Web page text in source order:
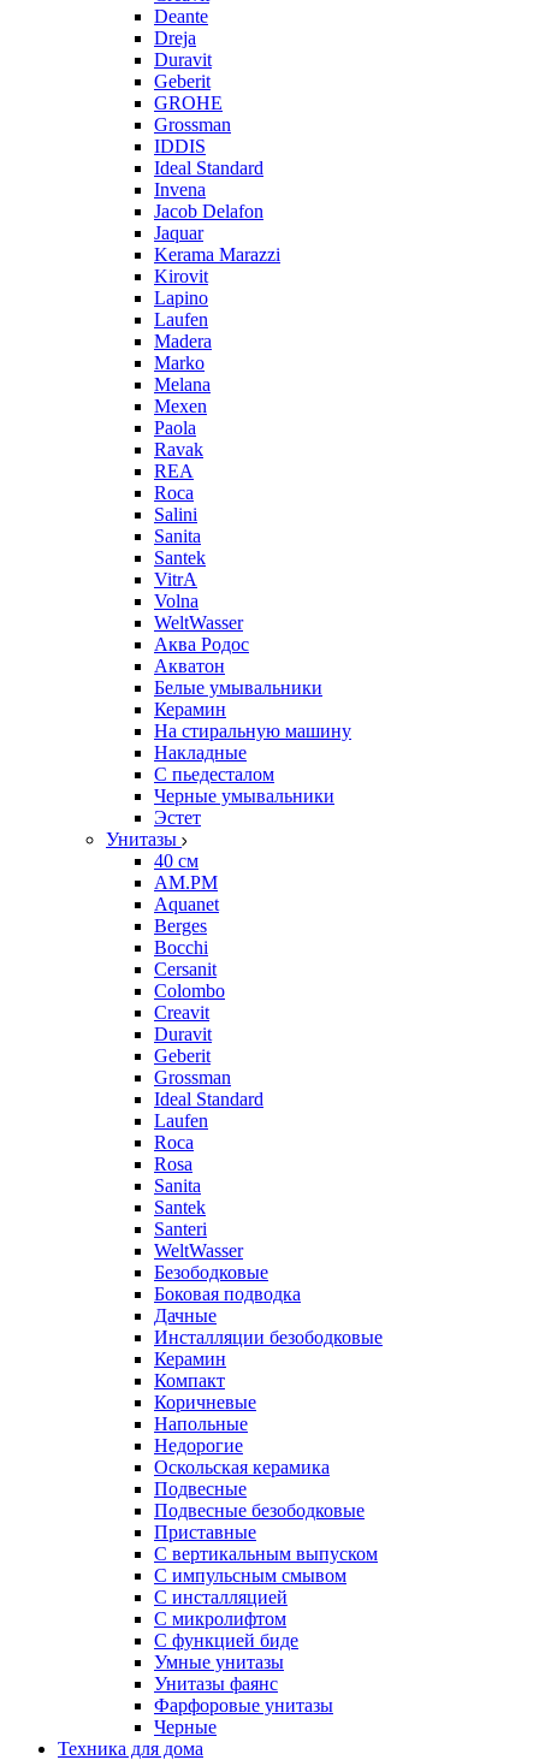
Deante
Dreja
Duravit
Geberit
GROHE
Grossman
IDDIS
Ideal Standard
Invena
Jacob Delafon
Jaquar
Kerama Marazzi
Kirovit
Lapino
Laufen
Madera
Marko
Melana
Mexen
Paola
Ravak
REA
Roca
Salini
Sanita
Santek
VitrA
Volna
WeltWasser
Аква Родос
Акватон
Белые умывальники
Керамин
На стиральную машину
Накладные
С пьедесталом
Черные умывальники
Эстет
Унитазы
40 см
AM.PM
Aquanet
Berges
Bocchi
Cersanit
Colombo
Creavit
Duravit
Geberit
Grossman
Ideal Standard
Laufen
Roca
Rosa
Sanita
Santek
Santeri
WeltWasser
Безободковые
Боковая подводка
Дачные
Инсталляции безободковые
Керамин
Компакт
Коричневые
Напольные
Недорогие
Оскольская керамика
Подвесные
Подвесные безободковые
Приставные
С вертикальным выпуском
С импульсным смывом
С инсталляцией
С микролифтом
С функцией биде
Умные унитазы
Унитазы фаянс
Фарфоровые унитазы
Черные
Техника для дома